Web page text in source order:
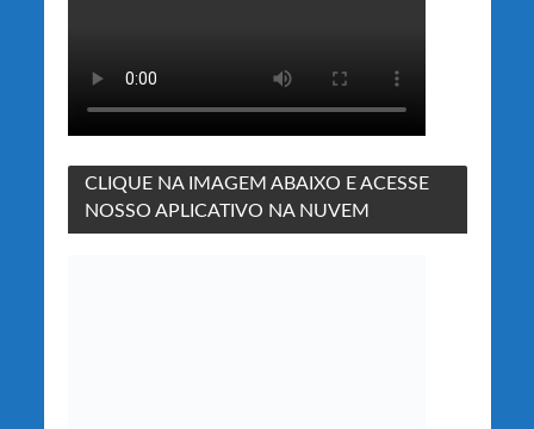
CLIQUE NA IMAGEM ABAIXO E ACESSE
NOSSO APLICATIVO NA NUVEM